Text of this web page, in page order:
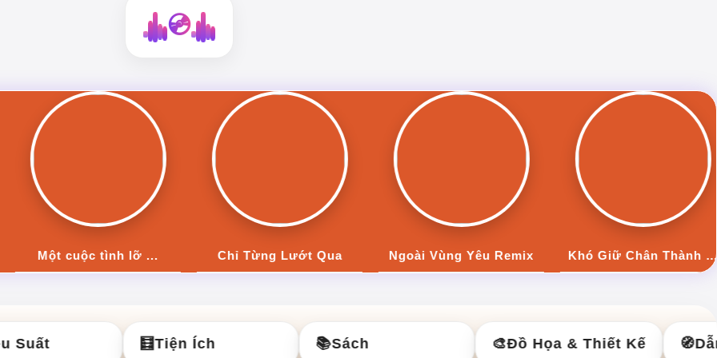
💿
Một cuộc tình lỡ ... Chỉ Từng Lướt Qua Ngoài Vùng Yêu Remix Khó Giữ Chân Thành Remix
Tiện Ích Sách Đồ Họa & Thiết Kế Dẫn